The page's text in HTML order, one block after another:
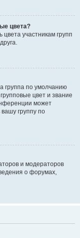
цвета?
участникам групп
группа по умолчанию
цвет и звание
может
группу по
и модераторов
о форумах,